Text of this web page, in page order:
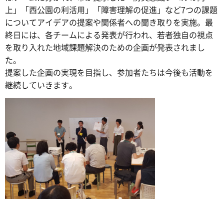
上」「西公園の利活用」「障害理解の促進」など7つの課題
についてアイデアの提案や関係者への聞き取りを実施。最
終日には、各チームによる発表が行われ、若者独自の視点
を取り入れた地域課題解決のための企画が発表されまし
た。
提案した企画の実現を目指し、参加者たちは今後も活動を
継続していきます。